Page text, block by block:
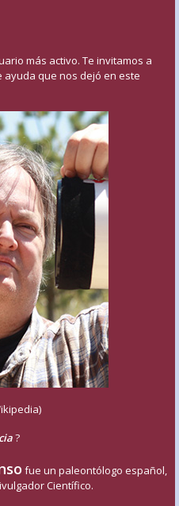
más activo. Te invitamos a
ayuda que nos dejó en este
?
fue un paleontólogo español,
Científico.